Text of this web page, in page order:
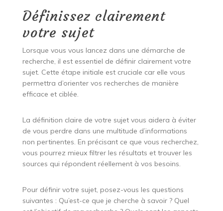
Définissez clairement
votre sujet
Lorsque vous vous lancez dans une démarche de
recherche, il est essentiel de définir clairement votre
sujet. Cette étape initiale est cruciale car elle vous
permettra d’orienter vos recherches de manière
efficace et ciblée.
La définition claire de votre sujet vous aidera à éviter
de vous perdre dans une multitude d’informations
non pertinentes. En précisant ce que vous recherchez,
vous pourrez mieux filtrer les résultats et trouver les
sources qui répondent réellement à vos besoins.
Pour définir votre sujet, posez-vous les questions
suivantes : Qu’est-ce que je cherche à savoir ? Quel